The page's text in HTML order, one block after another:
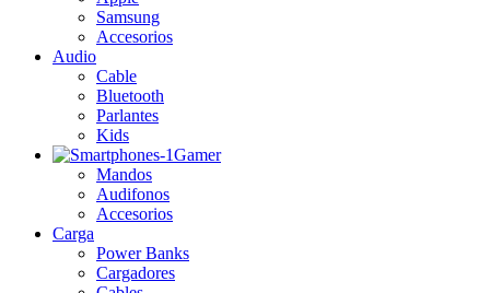
Samsung
Accesorios
Audio
Cable
Bluetooth
Parlantes
Kids
Gamer
Mandos
Audifonos
Accesorios
Carga
Power Banks
Cargadores